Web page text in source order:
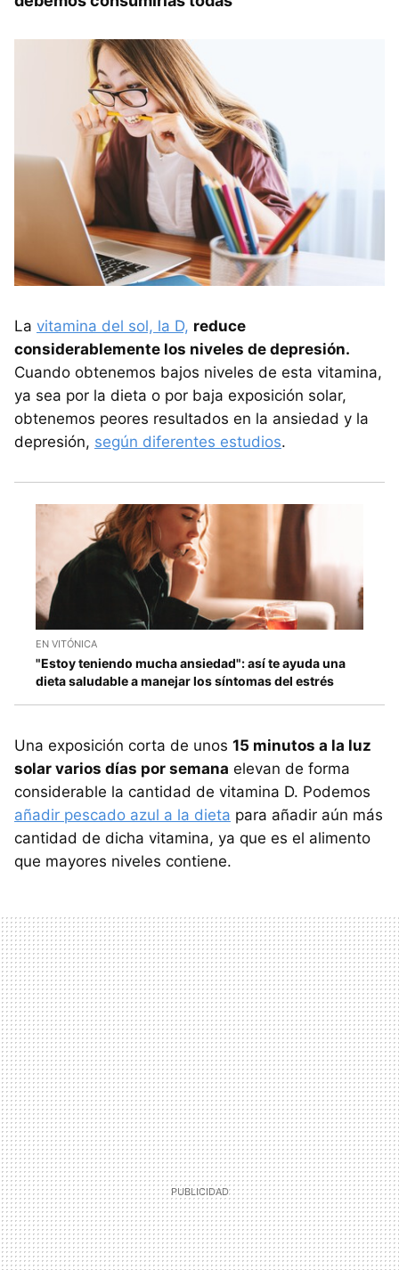
La vitamina del sol, la D, reduce
considerablemente los niveles de depresión.
Cuando obtenemos bajos niveles de esta vitamina,
ya sea por la dieta o por baja exposición solar,
obtenemos peores resultados en la ansiedad y la
depresión, según diferentes estudios.
EN VITÓNICA
"Estoy teniendo mucha ansiedad": así te ayuda una
dieta saludable a manejar los síntomas del estrés
Una exposición corta de unos 15 minutos a la luz
solar varios días por semana elevan de forma
considerable la cantidad de vitamina D. Podemos
añadir pescado azul a la dieta para añadir aún más
cantidad de dicha vitamina, ya que es el alimento
que mayores niveles contiene.